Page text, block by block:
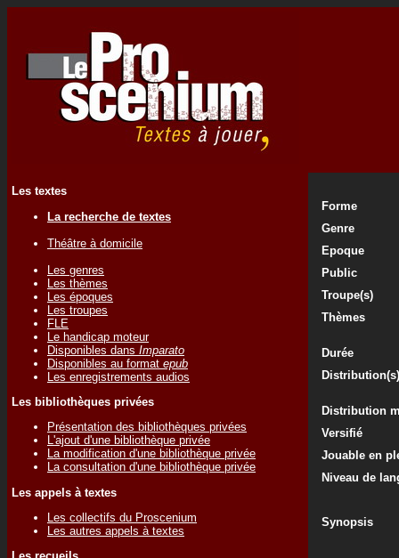
Les textes
La recherche de textes
Théâtre à domicile
Les genres
Les thèmes
Les époques
Les troupes
FLE
Le handicap moteur
Disponibles dans Imparato
Disponibles au format epub
Les enregistrements audios
Les bibliothèques privées
Présentation des bibliothèques privées
L'ajout d'une bibliothèque privée
La modification d'une bibliothèque privée
La consultation d'une bibliothèque privée
Les appels à textes
Les collectifs du Proscenium
Les autres appels à textes
Forme
Genre
Epoque
Public
Troupe(s)
Thèmes
Durée
Distribution(s)
Distribution
Versifié
Jouable en
Niveau de
Synopsis